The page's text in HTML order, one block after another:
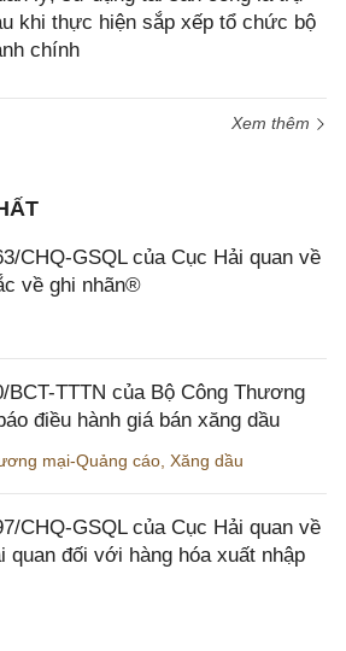
khi thực hiện sắp xếp tổ chức bộ
chính
Xem thêm
CHQ-GSQL của Cục Hải quan về
về ghi nhãn®
BCT-TTTN của Bộ Công Thương
điều hành giá bán xăng dầu
mại-Quảng cáo Xăng dầu
CHQ-GSQL của Cục Hải quan về
quan đối với hàng hóa xuất nhập